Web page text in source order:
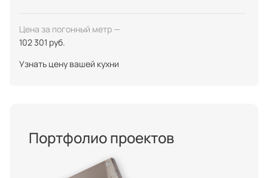
Цена за погонный метр —
102 301 руб.
Узнать цену вашей кухни
Портфолио проектов